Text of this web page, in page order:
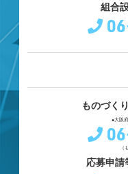
組合
ものづく
●大阪
（
応募申請